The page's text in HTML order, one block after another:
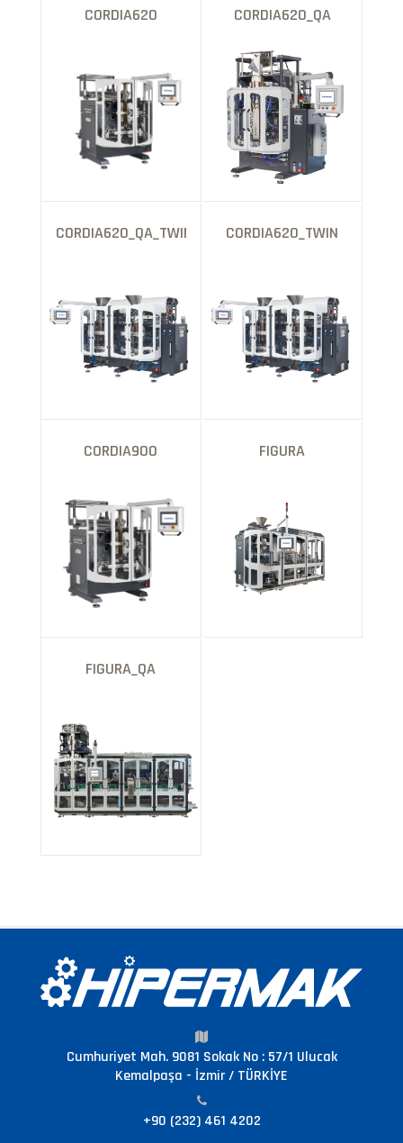
CORDIA620 CORDIA620_QA
CORDIA620_QA_TWIN CORDIA620_TWIN
CORDIA900 FIGURA
FIGURA_QA
Cumhuriyet Mah. 9081 Sokak No : 57/1 Ulucak
Kemalpaşa - İzmir / TÜRKİYE
+90 (232) 461 4202